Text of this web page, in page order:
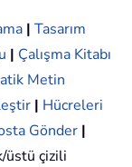
| Tasarım
| Çalışma Kitabı
Metin
| Hücreleri
Gönder |
üstü çizili